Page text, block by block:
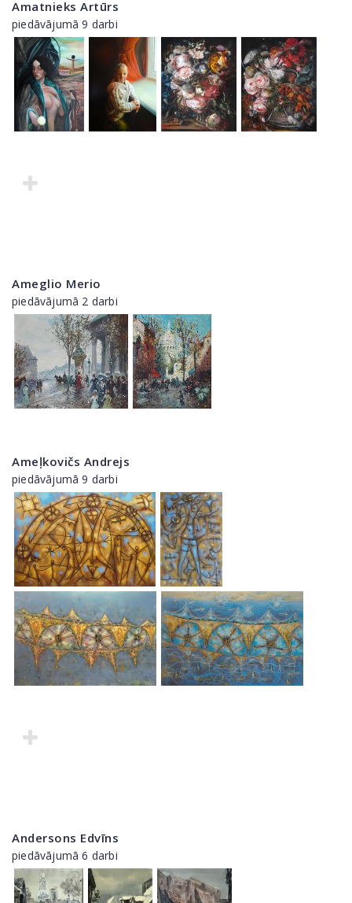
Amatnieks Artūrs
piedāvājumā 9 darbi
Ameglio Merio
piedāvājumā 2 darbi
Ameļkovičs Andrejs
piedāvājumā 9 darbi
Andersons Edvīns
piedāvājumā 6 darbi